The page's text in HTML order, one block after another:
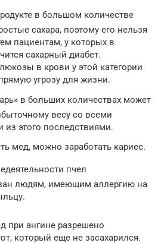
в большом количестве
сахара, поэтому его нельзя
пациентам, у которых в
сахарный диабет.
в крови у этой категории
угрозу для жизни.
в больших количествах может
весу со всеми
этого последствиями.
мед, можно заработать кариес.
пчел
людям, имеющим аллергию на
при ангине разрешено
который еще не засахарился.